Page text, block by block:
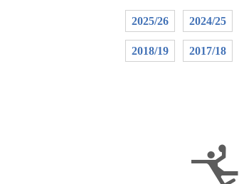
2025/26 2024/25
2018/19 2017/18